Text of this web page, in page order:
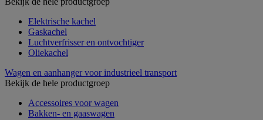
Elektrische kachel
Gaskachel
Luchtverfrisser en ontvochtiger
Oliekachel
Wagen en aanhanger voor industrieel transport
Bekijk de hele productgroep
Accessoires voor wagen
Bakken- en gaaswagen